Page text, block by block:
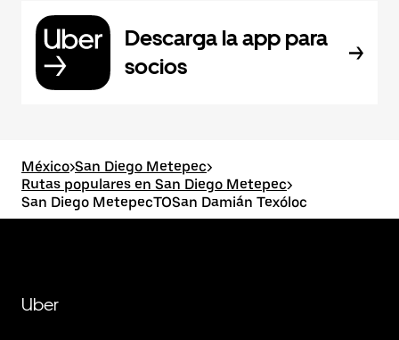
Descarga la app para
socios
México>San Diego Metepec>
Rutas populares en San Diego Metepec>
San Diego MetepecTOSan Damián Texóloc
Uber